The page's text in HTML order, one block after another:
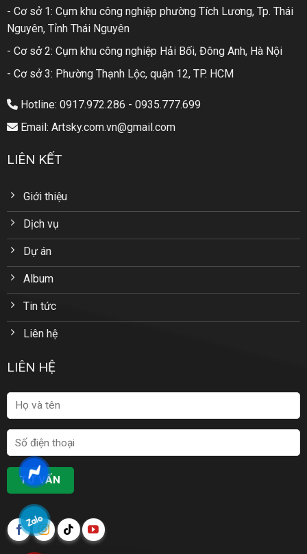
- Cơ sở 1: Cụm khu công nghiệp phường Tích Lương, Tp. Thái
Nguyên, Tỉnh Thái Nguyên
- Cơ sở 2: Cụm khu công nghiệp Hải Bối, Đông Anh, Hà Nội
- Cơ sở 3: Phường Thạnh Lộc, quận 12, TP. HCM
Hotline: 0917.972.286 - 0935.777.699
Email: Artsky.com.vn@gmail.com
LIÊN KẾT
Giới thiệu
Dịch vụ
Dự án
Album
Tin tức
Liên hệ
LIÊN HỆ